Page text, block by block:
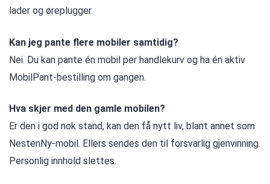
lader og øreplugger.
Kan jeg pante flere mobiler samtidig?
Nei. Du kan pante én mobil per handlekurv og ha én aktiv
MobilPant-bestilling om gangen.
Hva skjer med den gamle mobilen?
Er den i god nok stand, kan den få nytt liv, blant annet som
NestenNy-mobil. Ellers sendes den til forsvarlig gjenvinning.
Personlig innhold slettes.